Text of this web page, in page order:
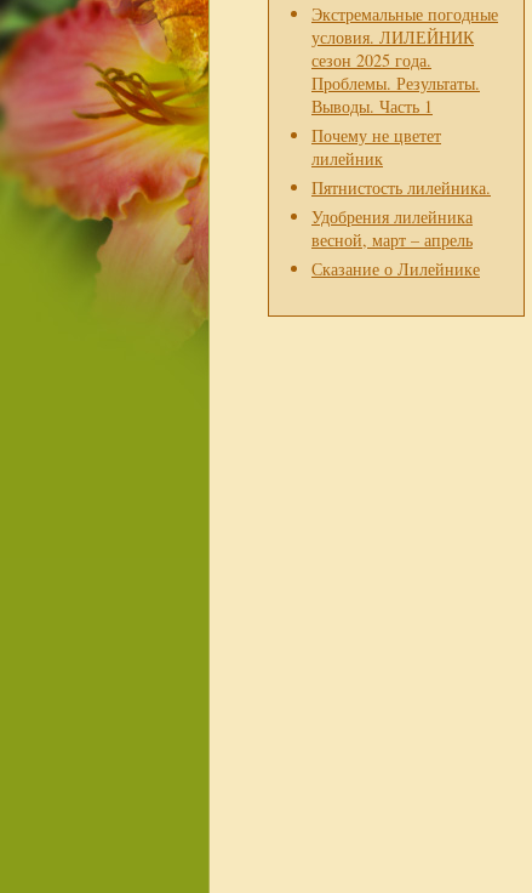
Экстремальные погодные
условия. ЛИЛЕЙНИК
сезон 2025 года.
Проблемы. Результаты.
Выводы. Часть 1
Почему не цветет
лилейник
Пятнистость лилейника.
Удобрения лилейника
весной, март – апрель
Сказание о Лилейнике